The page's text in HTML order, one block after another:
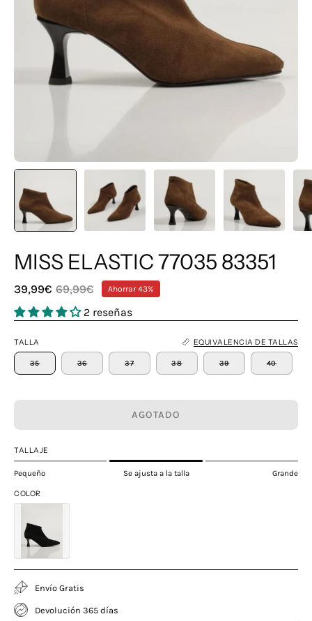
MISS ELASTIC 77035 83351
39,99€ 69,99€ Ahorrar43%
2 reseñas
TALLA EQUIVALENCIA DE TALLAS
35 36 37 38 39 40
AGOTADO
TALLAJE
Pequeño Se ajusta a la talla Grande
COLOR
Envío Gratis
Devolución 365 días